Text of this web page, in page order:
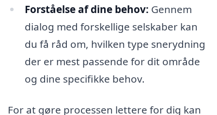
Forståelse af dine behov: Gennem
dialog med forskellige selskaber kan
du få råd om, hvilken type snerydning
der er mest passende for dit område
og dine specifikke behov.
For at gøre processen lettere for dig kan